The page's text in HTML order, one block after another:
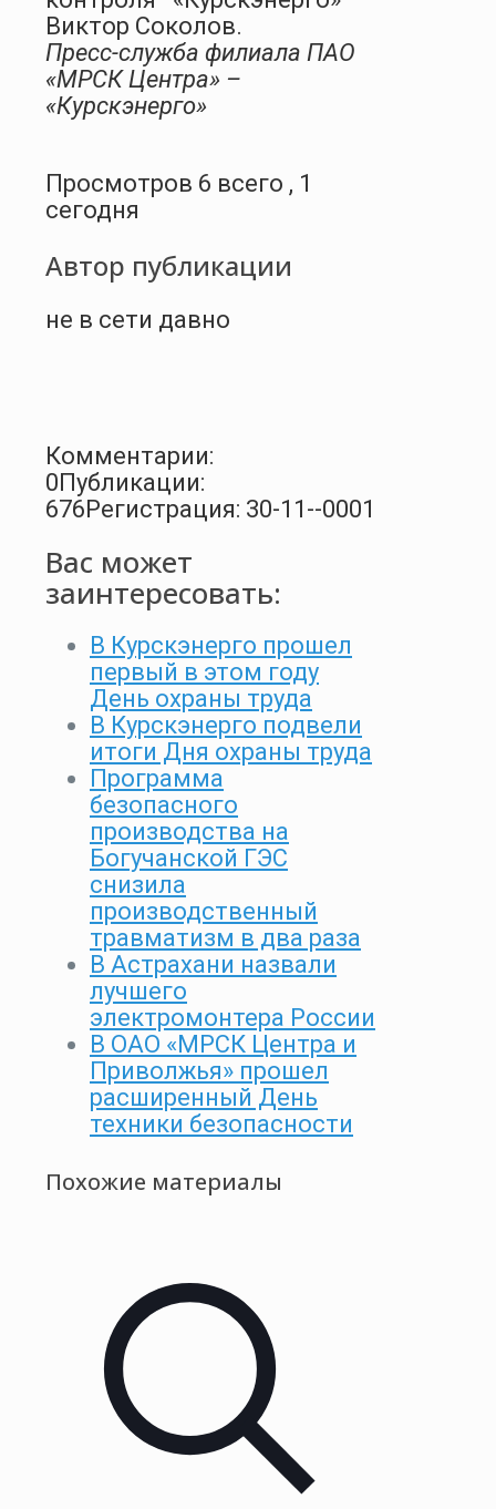
Виктор Соколов.
Пресс-служба филиала ПАО
«МРСК Центра» –
«Курскэнерго»
Просмотров 6 всего , 1
сегодня
Автор публикации
не в сети давно
Комментарии:
0Публикации:
676Регистрация: 30-11--0001
Вас может
заинтересовать:
В Курскэнерго прошел
первый в этом году
День охраны труда
В Курскэнерго подвели
итоги Дня охраны труда
Программа
безопасного
производства на
Богучанской ГЭС
снизила
производственный
травматизм в два раза
В Астрахани назвали
лучшего
электромонтера России
В ОАО «МРСК Центра и
Приволжья» прошел
расширенный День
техники безопасности
Похожие материалы